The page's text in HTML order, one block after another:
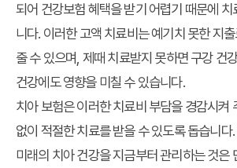
되어 건강보험 혜택을 받기 어렵기 때문에
니다. 이러한 고액 치료비는 예기치 못한 지
줄 수 있으며, 제때 치료받지 못하면 구강 건
건강에도 영향을 미칠 수 있습니다.
치아 보험은 이러한 치료비 부담을 경감시켜
없이 적절한 치료를 받을 수 있도록 돕습니
미래의 치아 건강을 지금부터 관리하는 것은